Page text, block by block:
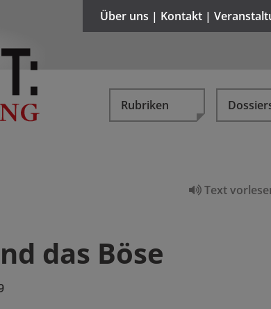
Über uns | Kontakt |
Rubriken
Text
das Böse